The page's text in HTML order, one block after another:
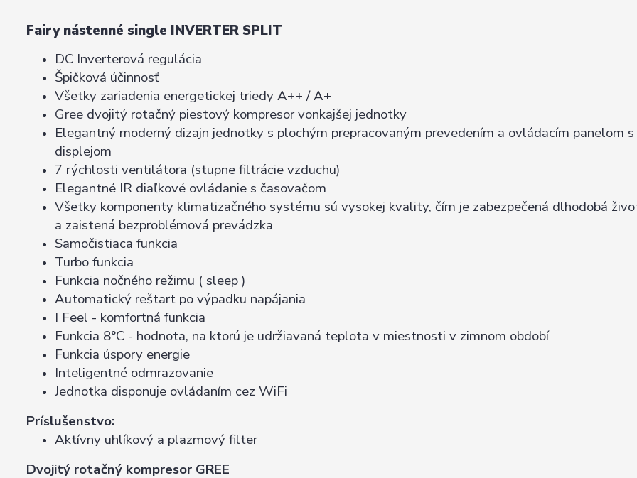
Fairy nástenné single INVERTER SPLIT
DC Inverterová regulácia
Špičková účinnosť
Všetky zariadenia energetickej triedy A++ / A+
Gree dvojitý rotačný piestový kompresor vonkajšej jednotky
Elegantný moderný dizajn jednotky s plochým prepracovaným prevedením a ovládacím panelom s
displejom
7 rýchlosti ventilátora (stupne filtrácie vzduchu)
Elegantné IR diaľkové ovládanie s časovačom
Všetky komponenty klimatizačného systému sú vysokej kvality, čím je zabezpečená dlhodobá
a zaistená bezproblémová prevádzka
Samočistiaca funkcia
Turbo funkcia
Funkcia nočného režimu ( sleep )
Automatický reštart po výpadku napájania
I Feel - komfortná funkcia
Funkcia 8°C - hodnota, na ktorú je udržiavaná teplota v miestnosti v zimnom období
Funkcia úspory energie
Inteligentné odmrazovanie
Jednotka disponuje ovládaním cez WiFi
Príslušenstvo:
Aktívny uhlíkový a plazmový filter
Dvojitý rotačný kompresor GREE